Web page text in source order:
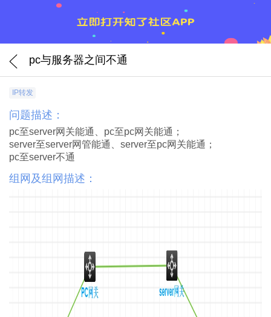
pc与服务器之间不通
IP转发
问题描述：
pc至server网关能通、pc至pc网关能通；
server至server网管能通、server至pc网关能通；
pc至server不通
组网及组网描述：